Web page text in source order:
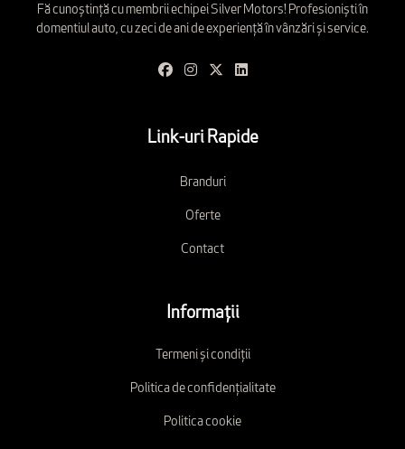
Fă cunoștință cu membrii echipei Silver Motors! Profesioniști în
domentiul auto, cu zeci de ani de experiență în vânzări și service.
Link-uri Rapide
Branduri
Oferte
Contact
Informații
Termeni și condiții
Politica de confidențialitate
Politica cookie